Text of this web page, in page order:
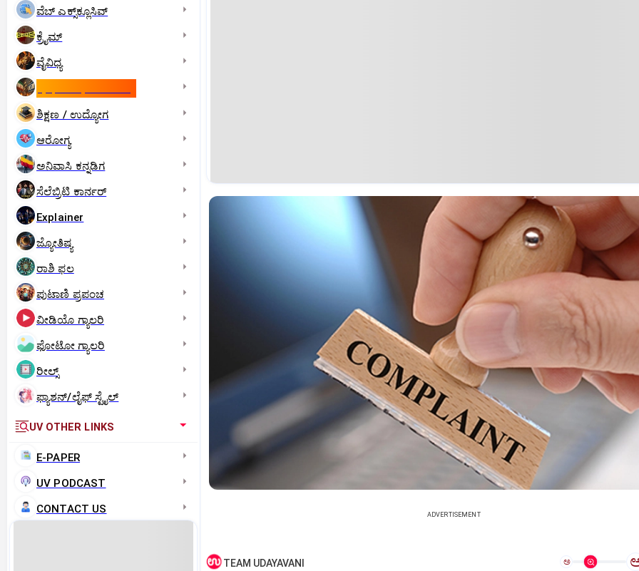
ವೆಬ್ ಎಕ್ಸ್‌ಕ್ಲೂಸಿವ್
ಕ್ರೈಮ್
ವೈವಿಧ್ಯ
ಶಿಕ್ಷಣ / ಉದ್ಯೋಗ
ಆರೋಗ್ಯ
ಅನಿವಾಸಿ ಕನ್ನಡಿಗ
ಸೆಲೆಬ್ರಿಟಿ ಕಾರ್ನರ್‌
Explainer
ಜ್ಯೋತಿಷ್ಯ
ರಾಶಿ ಫಲ
ಪುಟಾಣಿ ಪ್ರಪಂಚ
ವೀಡಿಯೊ ಗ್ಯಾಲರಿ
ಫೋಟೋ ಗ್ಯಾಲರಿ
ರೀಲ್ಸ್
ಫ್ಯಾಶನ್/ಲೈಫ್‌ ಸ್ಟೈಲ್
UV OTHER LINKS
E-PAPER
UV PODCAST
CONTACT US
ADVERTISEMENT
TEAM UDAYAVANI ಅ